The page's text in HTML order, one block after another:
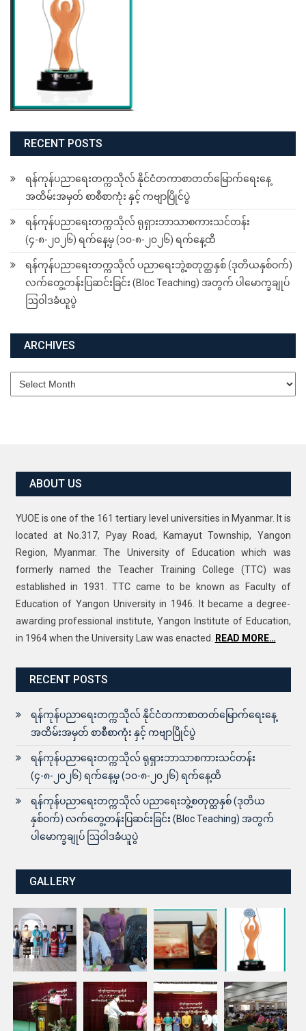
RECENT POSTS
ရန်ကုန်ပညာရေးတက္ကသိုလ် နိုင်ငံတကာစာတတ်မြောက်ရေးနေ့
အထိမ်းအမှတ် စာစီစာကုံး နှင့် ကဗျာပြိုင်ပွဲ
ရန်ကုန်ပညာရေးတက္ကသိုလ် ရုရှားဘာသာစကားသင်တန်း
(၄-၈-၂၀၂၆) ရက်နေ့မှ (၁၀-၈-၂၀၂၆) ရက်နေ့ထိ
ရန်ကုန်ပညာရေးတက္ကသိုလ် ပညာရေးဘွဲ့စတုတ္ထနှစ် (ဒုတိယနှစ်ဝက်)
လက်တွေ့တန်းပြဆင်းခြင်း (Bloc Teaching) အတွက် ပါမောက္ခချုပ်
ဩဝါဒခံယူပွဲ
ARCHIVES
Archives
ABOUT US
YUOE is one of the 161 tertiary level universities in Myanmar. It is
located at No.317, Pyay Road, Kamayut Township, Yangon
Region, Myanmar. The University of Education which was
formerly named the Teacher Training College (TTC) was
established in 1931. TTC came to be known as Faculty of
Education of Yangon University in 1946. It became a degree-
awarding professional institute, Yangon Institute of Education,
in 1964 when the University Law was enacted.
READ MORE…
RECENT POSTS
ရန်ကုန်ပညာရေးတက္ကသိုလ် နိုင်ငံတကာစာတတ်မြောက်ရေးနေ့
အထိမ်းအမှတ် စာစီစာကုံး နှင့် ကဗျာပြိုင်ပွဲ
ရန်ကုန်ပညာရေးတက္ကသိုလ် ရုရှားဘာသာစကားသင်တန်း
(၄-၈-၂၀၂၆) ရက်နေ့မှ (၁၀-၈-၂၀၂၆) ရက်နေ့ထိ
ရန်ကုန်ပညာရေးတက္ကသိုလ် ပညာရေးဘွဲ့စတုတ္ထနှစ် (ဒုတိယ
နှစ်ဝက်) လက်တွေ့တန်းပြဆင်းခြင်း (Bloc Teaching) အတွက်
ပါမောက္ခချုပ် ဩဝါဒခံယူပွဲ
GALLERY